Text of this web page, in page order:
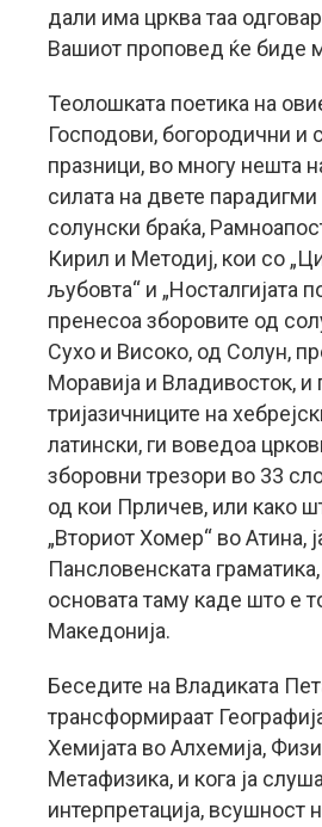
дали има црква таа
Вашиот проповед ќе биде
Теолошката поетика на
Господови, богородични и
празници, во многу нешта
силата на двете парадигми
солунски браќа,
Кирил и Методиј, кои со
љубовта“ и „Носталгијата
пренесоа зборовите од
Сухо и Високо, од Солун,
Моравија и Владивосток, и
тријазичниците на
латински, ги воведоа
зборовни трезори во 33
од кои Прличев, или како
„Вториот Хомер“ во Атина,
Пансловенската граматика,
основата таму каде што е
Македонија.
Беседите на Владиката
трансформираат
Хемијата во Алхемија,
Метафизика, и кога ја
интерпретација, всушност